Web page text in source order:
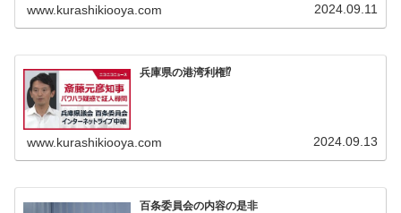
www.kurashikiooya.com 2024.09.11
兵庫県の港湾利権⁉
www.kurashikiooya.com 2024.09.13
百条委員会の内容の是非